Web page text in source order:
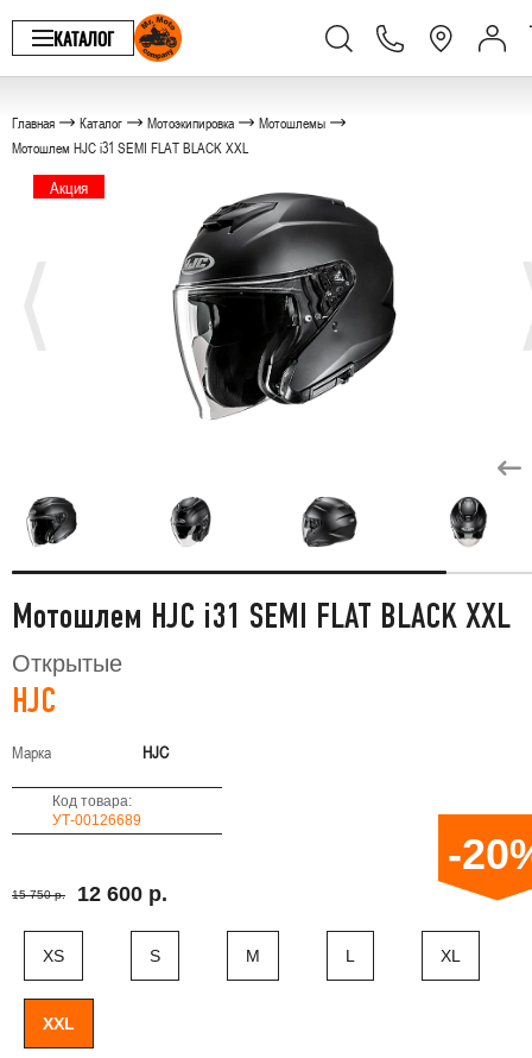
КАТАЛОГ
Главная Каталог Мотоэкипировка
Мотошлемы
Мотошлем HJC i31 SEMI FLAT BLACK XXL
Акция
Мотошлем HJC i31 SEMI FLAT BLACK XXL
Открытые
HJC
Марка HJC
Код товара:
УТ-00126689
15 750 р. 12 600 р.
-
XS S M L XL
XXL